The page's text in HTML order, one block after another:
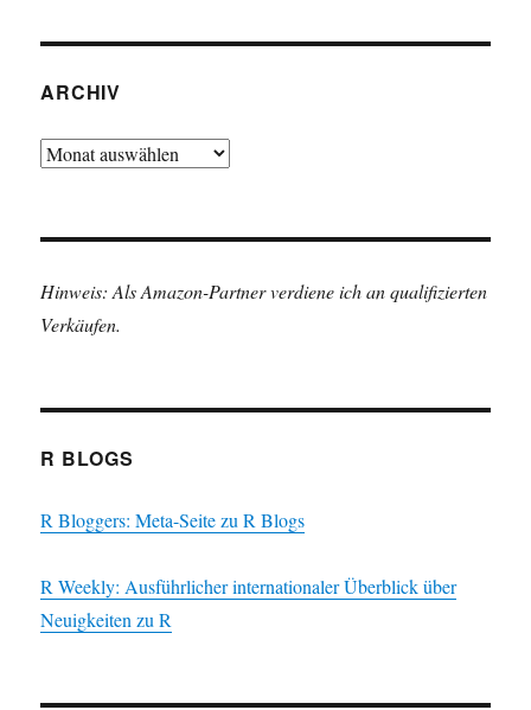
ARCHIV
Archiv
Hinweis: Als Amazon-Partner verdiene ich an qualifizierten
Verkäufen.
R BLOGS
R Bloggers: Meta-Seite zu R Blogs
R Weekly: Ausführlicher internationaler Überblick über
Neuigkeiten zu R